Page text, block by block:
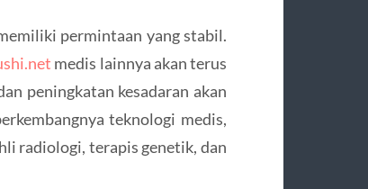
permintaan yang stabil.
medis lainnya akan terus
peningkatan kesadaran akan
teknologi medis,
radiologi, terapis genetik, dan